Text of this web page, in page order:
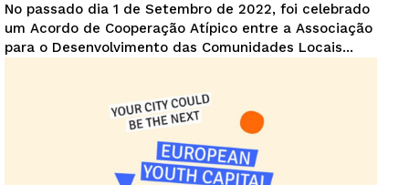
No passado dia 1 de Setembro de 2022, foi celebrado
um Acordo de Cooperação Atípico entre a Associação
para o Desenvolvimento das Comunidades Locais...